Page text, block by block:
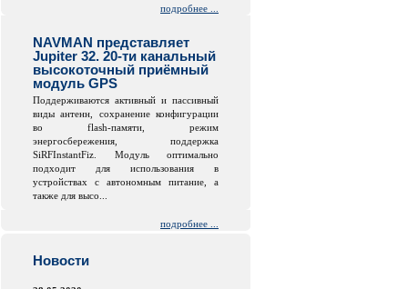
подробнее ...
NAVMAN представляет
Jupiter 32. 20-ти канальный
высокоточный приёмный
модуль GPS
Поддерживаются активный и пассивный
виды антенн, сохранение конфигурации
во flash-памяти, режим
энергосбережения, поддержка
SiRFInstantFiz. Модуль оптимально
подходит для использования в
устройствах с автономным питание, а
также для высо...
подробнее ...
Новости